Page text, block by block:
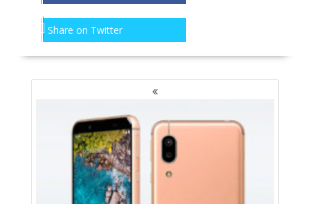
Share on Twitter
NAWIGACJA